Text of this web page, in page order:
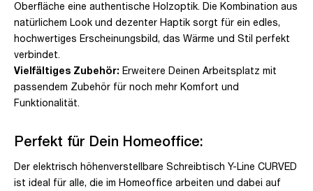
Oberfläche eine authentische Holzoptik. Die Kombination aus
natürlichem Look und dezenter Haptik sorgt für ein edles,
hochwertiges Erscheinungsbild, das Wärme und Stil perfekt
verbindet.
Vielfältiges Zubehör: Erweitere Deinen Arbeitsplatz mit
passendem Zubehör für noch mehr Komfort und
Funktionalität.
Perfekt für Dein Homeoffice:
Der elektrisch höhenverstellbare Schreibtisch Y-Line CURVED
ist ideal für alle, die im Homeoffice arbeiten und dabei auf